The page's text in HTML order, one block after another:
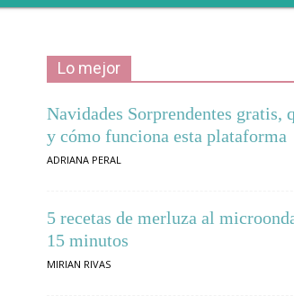
Lo mejor
Navidades Sorprendentes gratis,
y cómo funciona esta plataforma
ADRIANA PERAL
5 recetas de merluza al
15 minutos
MIRIAN RIVAS